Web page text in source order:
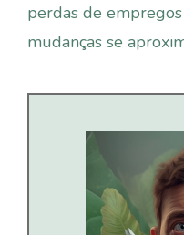
perdas de
mudanças se